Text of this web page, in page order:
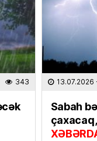
343 13.07.2026
Sabah